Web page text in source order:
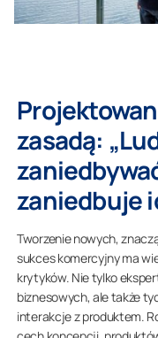
zasadą:
zaniedbuje
Tworzenie nowych,
sukces komercyjny ma
krytyków. Nie tylko
biznesowych, ale także
interakcje z produktem.